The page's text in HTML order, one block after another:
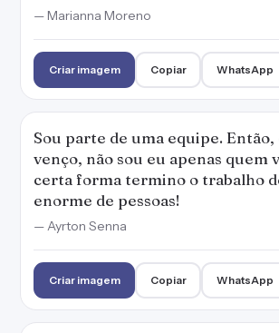
— Marianna Moreno
Criar imagem Copiar WhatsApp
Sou parte de uma equipe. Então,
venço, não sou eu apenas quem
certa forma termino o trabalho
enorme de pessoas!
— Ayrton Senna
Criar imagem Copiar WhatsApp